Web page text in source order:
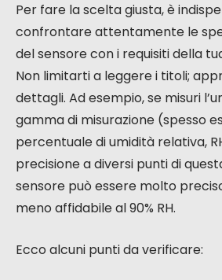
Per fare la scelta giusta, è
confrontare attentamente le
del sensore con i requisiti della
Non limitarti a leggere i titoli;
dettagli. Ad esempio, se misuri
gamma di misurazione (spesso
percentuale di umidità relativa,
precisione a diversi punti di
sensore può essere molto
meno affidabile al 90% RH.
Ecco alcuni punti da verificare: